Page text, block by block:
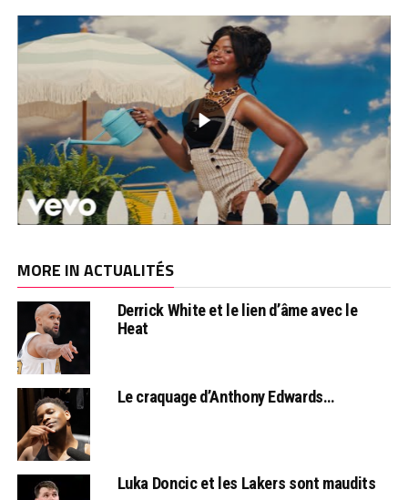
MORE IN ACTUALITÉS
Derrick White et le lien d’âme avec le
Heat
Le craquage d’Anthony Edwards…
Luka Doncic et les Lakers sont maudits